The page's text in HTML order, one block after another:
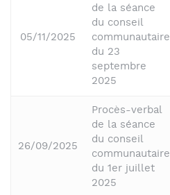
05/11/2025
de la séance
du conseil
communautaire
du 23
septembre
2025
26/09/2025
Procès-verbal
de la séance
du conseil
communautaire
du 1er juillet
2025